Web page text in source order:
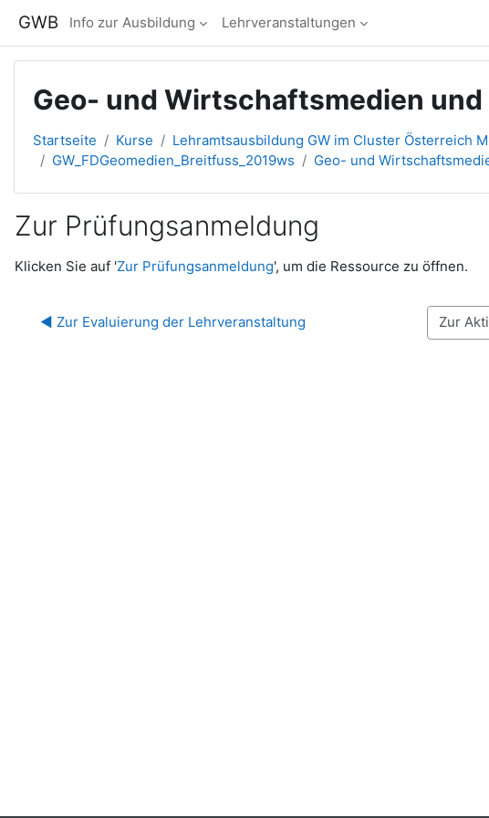
GWB Info zur Ausbildung Lehrveranstaltungen
Geo- und Wirtschaftsmedien
Startseite Kurse Lehramtsausbildung GW im Cluster Österreich
GW_FDGeomedien_Breitfuss_2019ws
Geo- und
Zur Prüfungsanmeldung
Abschlussbedingungen
Klicken Sie auf 'Zur Prüfungsanmeldung', um die Ressource zu öffnen.
◀︎ Zur Evaluierung der Lehrveranstaltung Zur